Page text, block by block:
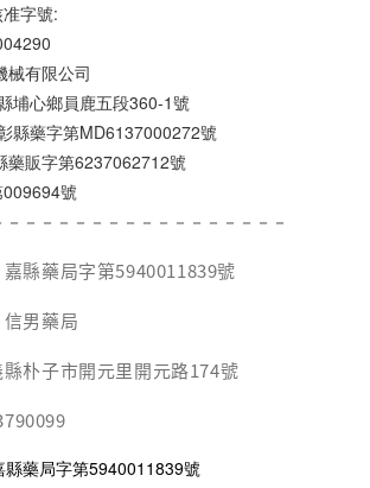
字號:
械有限公司
埔心鄉員鹿五段360-1號
縣藥字第MD6137000272號
藥販字第6237062712號
號
－－－－－－－－－－－－－－－－－
縣藥局字第5940011839號
男藥局
朴子市開元里開元路174號
藥局字第5940011839號